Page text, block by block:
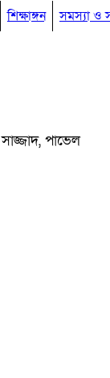
শিক্ষাঙ্গন সমস্যা ও
পাভেল